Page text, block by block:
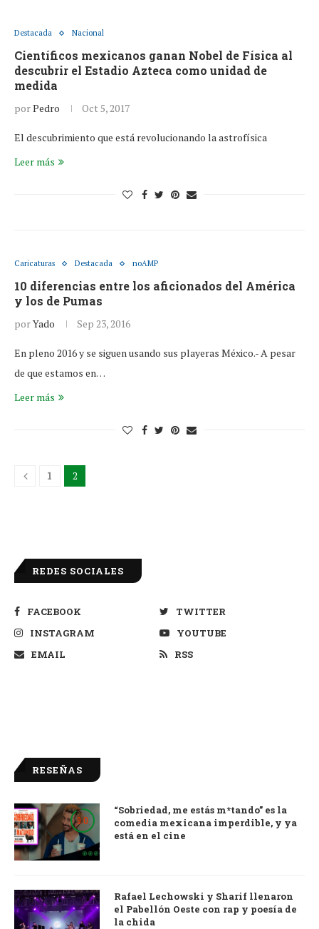
Destacada Nacional
Científicos mexicanos ganan Nobel de Física al
descubrir el Estadio Azteca como unidad de
medida
porPedro Oct 5, 2017
El descubrimiento que está revolucionando la astrofísica
Leer más
Caricaturas Destacada noAMP
10 diferencias entre los aficionados del América
y los de Pumas
porYado Sep 23, 2016
En pleno 2016 y se siguen usando sus playeras México.- A pesar
de que estamos en…
Leer más
1 2
REDES SOCIALES
FACEBOOK
TWITTER
INSTAGRAM
YOUTUBE
EMAIL
RSS
RESEÑAS
9.0
“Sobriedad, me estás m*tando” es la
comedia mexicana imperdible, y ya
está en el cine
Rafael Lechowski y Sharif llenaron
el Pabellón Oeste con rap y poesía de
la chida